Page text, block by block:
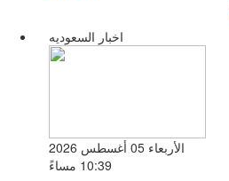
اخبار السعوديه
الأربعاء 05 أغسطس 2026
10:39 مساءً